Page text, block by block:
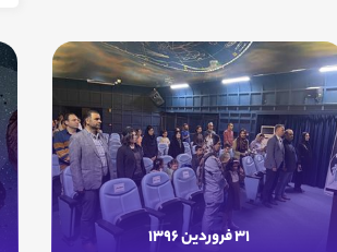
31 فروردین 1396